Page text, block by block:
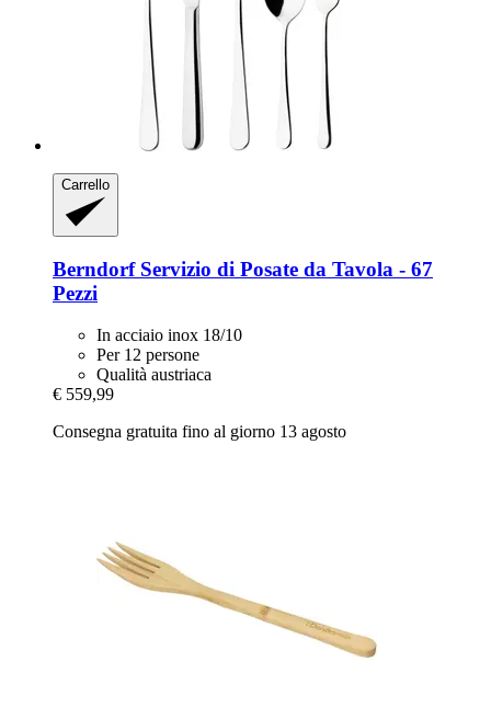
Carrello
BerndorfServizio di Posate da Tavola -​ 67
Pezzi
In acciaio inox 18/10
Per 12 persone
Qualità austriaca
€ 559,99
Consegna gratuita fino al giorno 13 agosto